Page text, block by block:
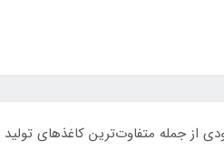
از جمله متفاوت‌ترین کاغذهای